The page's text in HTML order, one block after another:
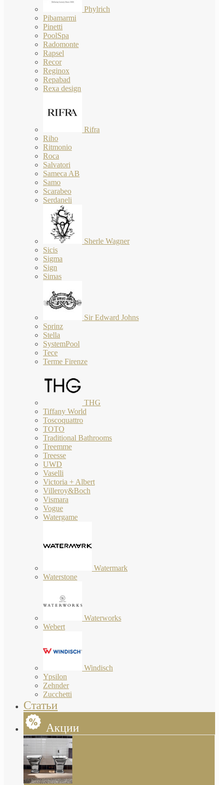
Phylrich
Pibamarmi
Pinetti
PoolSpa
Radomonte
Rapsel
Recor
Reginox
Repabad
Rexa design
Rifra
Riho
Ritmonio
Roca
Salvatori
Sameca AB
Samo
Scarabeo
Serdaneli
Sherle Wagner
Sicis
Sigma
Sign
Simas
Sir Edward Johns
Sprinz
Stella
SystemPool
Tece
Terme Firenze
THG
Tiffany World
Toscoquattro
TOTO
Traditional Bathrooms
Treemme
Treesse
UWD
Vaselli
Victoria + Albert
Villeroy&Boch
Vismara
Vogue
Watergame
Watermark
Waterstone
Waterworks
Webert
Windisch
Ypsilon
Zehnder
Zucchetti
Статьи
Акции